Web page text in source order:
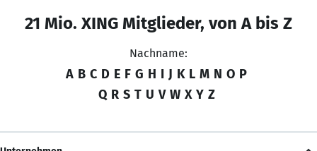
21 Mio. XING Mitglieder, von A bis Z
Nachname:
A B C D E F G H I J K L M N O P
Q R S T U V W X Y Z